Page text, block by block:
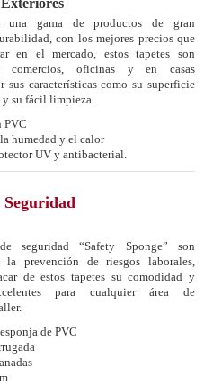
una gama de productos de gran
con los mejores precios que
en el mercado, estos tapetes son
comercios, oficinas y en casas
sus características como su superficie
su fácil limpieza.
PVC
humedad y el calor
UV y antibacterial.
Seguridad
seguridad “Safety Sponge” son
la prevención de riesgos laborales,
de estos tapetes su comodidad y
para cualquier área de
de PVC